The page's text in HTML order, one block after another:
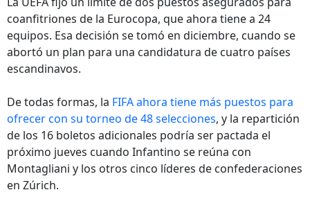
coanfitriones de la Eurocopa, que ahora tiene a 24
equipos. Esa decisión se tomó en diciembre, cuando se
abortó un plan para una candidatura de cuatro países
escandinavos.
De todas formas, la FIFA ahora tiene más puestos para
ofrecer con su torneo de 48 selecciones, y la repartición
de los 16 boletos adicionales podría ser pactada el
próximo jueves cuando Infantino se reúna con
Montagliani y los otros cinco líderes de confederaciones
en Zúrich.